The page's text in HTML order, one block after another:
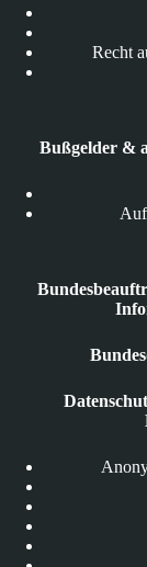
Recht
Bußgelder &